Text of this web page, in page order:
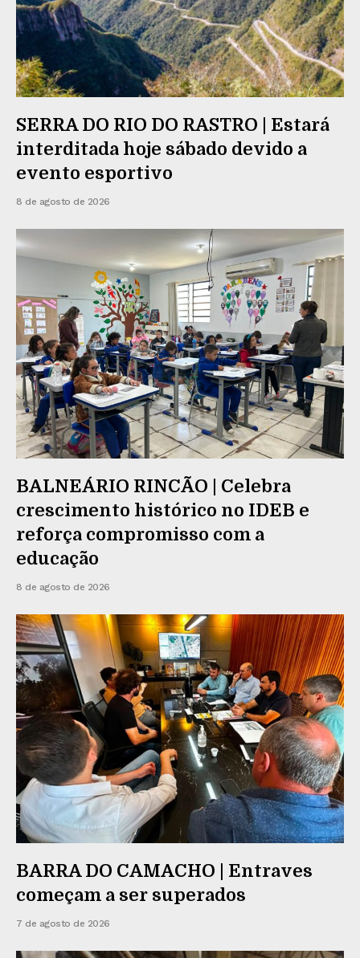
SERRA DO RIO DO RASTRO | Estará
interditada hoje sábado devido a
evento esportivo
8 de agosto de 2026
BALNEÁRIO RINCÃO | Celebra
crescimento histórico no IDEB e
reforça compromisso com a
educação
8 de agosto de 2026
BARRA DO CAMACHO | Entraves
começam a ser superados
7 de agosto de 2026